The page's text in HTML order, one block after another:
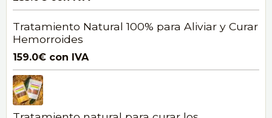
Tratamiento Natural 100% para Aliviar y Curar
Hemorroides
159.0€ con IVA